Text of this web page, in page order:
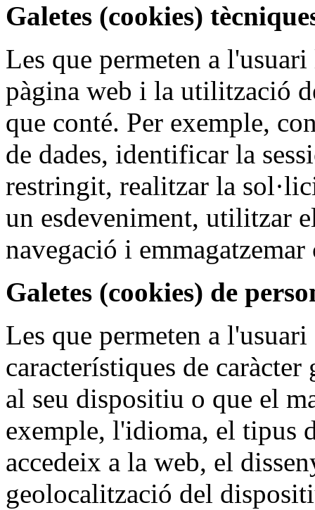
Galetes (cookies)
Les que permeten a
pàgina web i la utilització
que conté. Per exemple,
de dades, identificar la
restringit, realitzar la
un esdeveniment, utilitzar
navegació i
Galetes (cookies) de
Les que permeten a
característiques de
al seu dispositiu o que el
exemple, l'idioma, el tipus
accedeix a la web, el
geolocalització del